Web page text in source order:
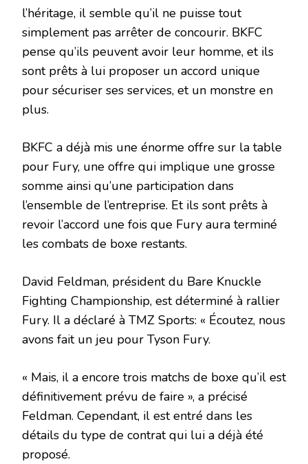
l’héritage, il semble qu’il ne puisse tout
simplement pas arrêter de concourir. BKFC
pense qu’ils peuvent avoir leur homme, et ils
sont prêts à lui proposer un accord unique
pour sécuriser ses services, et un monstre en
plus.
BKFC a déjà mis une énorme offre sur la table
pour Fury, une offre qui implique une grosse
somme ainsi qu’une participation dans
l’ensemble de l’entreprise. Et ils sont prêts à
revoir l’accord une fois que Fury aura terminé
les combats de boxe restants.
David Feldman, président du Bare Knuckle
Fighting Championship, est déterminé à rallier
Fury. Il a déclaré à TMZ Sports: « Écoutez, nous
avons fait un jeu pour Tyson Fury.
« Mais, il a encore trois matchs de boxe qu’il est
définitivement prévu de faire », a précisé
Feldman. Cependant, il est entré dans les
détails du type de contrat qui lui a déjà été
proposé.